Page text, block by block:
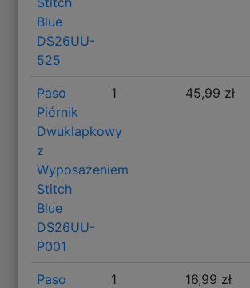
Blue
DS26UU-
525
Paso
Piórnik
Dwuklapkowy
z
Wyposażeniem
Stitch
Blue
DS26UU-
P001
1 45,99 zł
Paso
1 16,99 zł